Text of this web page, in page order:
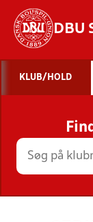
DBU
KLUB/HOLD